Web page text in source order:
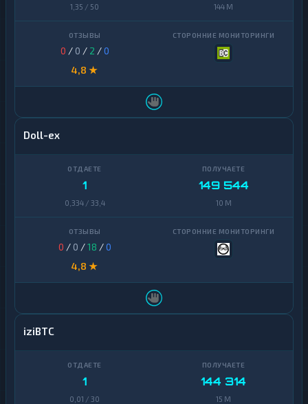
1,35 / 50 144 M
0 / 0 / 2 /0
4,8 ★
Doll-ex
1
0,334 / 33,4
149 544
10 M
0 / 0 /18 /0
4,8 ★
iziBTC
1
0,01 / 30
144 314
15 M